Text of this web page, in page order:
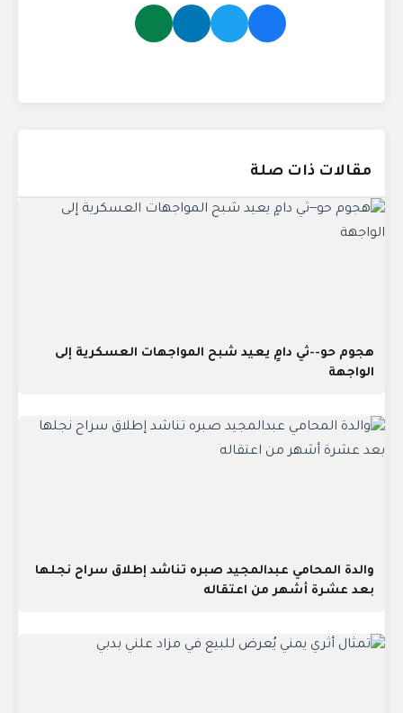
مقالات ذات صلة
هجوم حو--ثي دامٍ يعيد شبح المواجهات العسكرية إلى
الواجهة
والدة المحامي عبدالمجيد صبره تناشد إطلاق سراح نجلها
بعد عشرة أشهر من اعتقاله